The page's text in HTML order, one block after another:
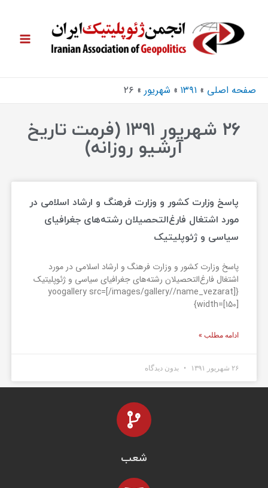
صفحه اصلی ۱۳۹۱ شهریور ۲۶
۲۶ شهریور ۱۳۹۱ (فرمت تاریخ
آرشیو روزانه)
پاسخ وزارت کشور و وزارت فرهنگ و ارشاد اسلامی در
مورد اشتغال فارغ‌التحصیلان رشته‌های جغرافیای
سیاسی و ژئوپلیتیک
پاسخ وزارت کشور و وزارت فرهنگ و ارشاد اسلامی در مورد
اشتغال فارغ‌التحصیلان رشته‌های جغرافیای سیاسی و ژئوپلیتیک
{yoogallery src=[/images/gallery//name_vezarat]
width=[150]}
ادامه مطلب »
۲۶ شهریور ۱۳۹۱ بدون دیدگاه
شعب